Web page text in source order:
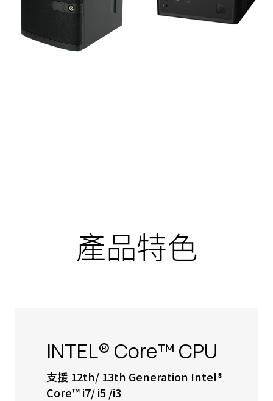
產品特色
INTEL® Core™ CPU
支援 12th/ 13th Generation Intel®
Core™ i7/ i5 /i3